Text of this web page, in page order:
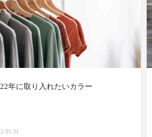
年に取り入れたいカラー